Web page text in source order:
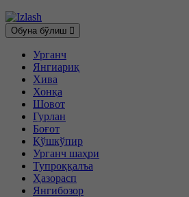
Обуна бўлиш
Урганч
Янгиариқ
Хива
Хонқа
Шовот
Гурлан
Боғот
Қўшкўпир
Урганч шаҳри
Тупроққалъа
Ҳазорасп
Янгибозор